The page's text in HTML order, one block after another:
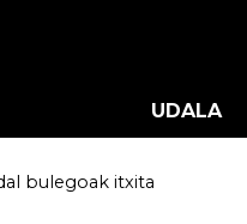
UDALA
bulegoak itxita